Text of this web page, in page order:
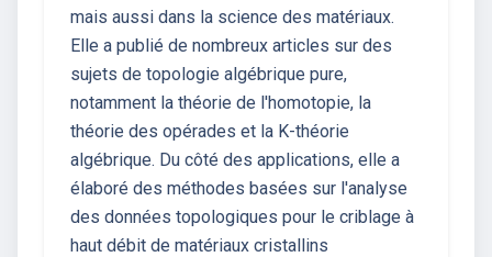
mais aussi dans la science des matériaux.
Elle a publié de nombreux articles sur des
sujets de topologie algébrique pure,
notamment la théorie de l'homotopie, la
théorie des opérades et la K-théorie
algébrique. Du côté des applications, elle a
élaboré des méthodes basées sur l'analyse
des données topologiques pour le criblage à
haut débit de matériaux cristallins